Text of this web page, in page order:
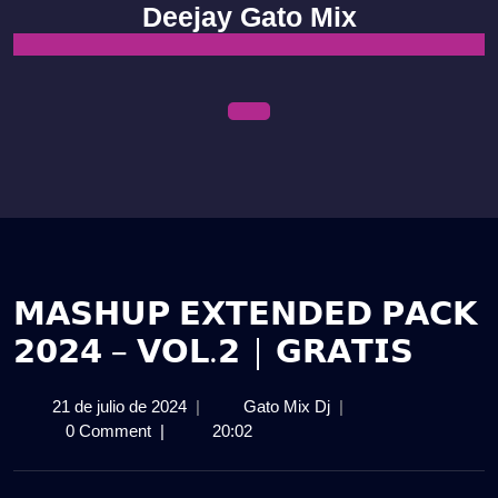
content
Deejay Gato Mix
𝗠𝗔𝗦𝗛𝗨𝗣 𝗘𝗫𝗧𝗘𝗡𝗗𝗘𝗗 𝗣𝗔𝗖𝗞
𝟮𝟬𝟮𝟰 – 𝗩𝗢𝗟.𝟮 | 𝗚𝗥𝗔𝗧𝗜𝗦
21 de julio de 202421| Gato Mix Dj𝗠𝗔𝗦𝗛𝗨𝗣
|
0 Comment | 20:02